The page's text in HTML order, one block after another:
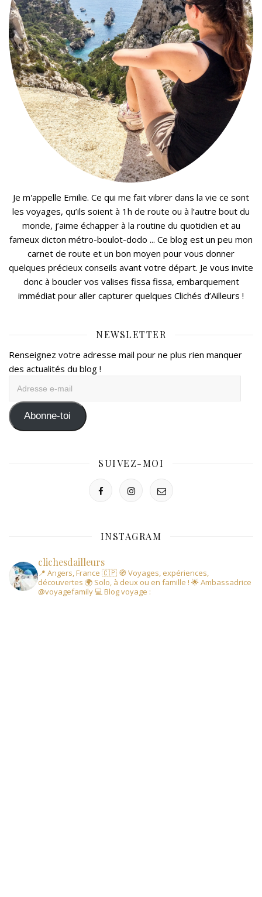
Je m'appelle Emilie. Ce qui me fait vibrer dans la vie ce sont
les voyages, qu’ils soient à 1h de route ou à l’autre bout du
monde, j’aime échapper à la routine du quotidien et au
fameux dicton métro-boulot-dodo ... Ce blog est un peu mon
carnet de route et un bon moyen pour vous donner
quelques précieux conseils avant votre départ. Je vous invite
donc à boucler vos valises fissa fissa, embarquement
immédiat pour aller capturer quelques Clichés d’Ailleurs !
NEWSLETTER
Renseignez votre adresse mail pour ne plus rien manquer
des actualités du blog !
mail Abonne-toi
SUIVEZ-MOI
INSTAGRAM
clichesdailleurs
📍 Angers, France 🇨🇵 🧭 Voyages, expériences,
découvertes 🌍 Solo, à deux ou en famille ! 🌟 Ambassadrice
@voyagefamily 💻 Blog voyage :